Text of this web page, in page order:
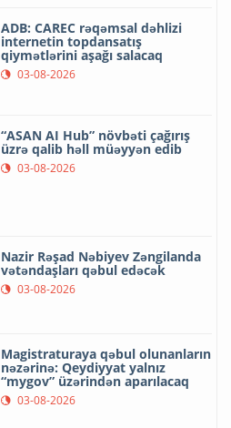
ADB: CAREC rəqəmsal dəhlizi
internetin topdansatış
qiymətlərini aşağı salacaq
03-08-2026
“ASAN AI Hub” növbəti çağırış
üzrə qalib həll müəyyən edib
03-08-2026
Nazir Rəşad Nəbiyev Zəngilanda
vətəndaşları qəbul edəcək
03-08-2026
Magistraturaya qəbul olunanların
nəzərinə: Qeydiyyat yalnız
“mygov” üzərindən aparılacaq
03-08-2026